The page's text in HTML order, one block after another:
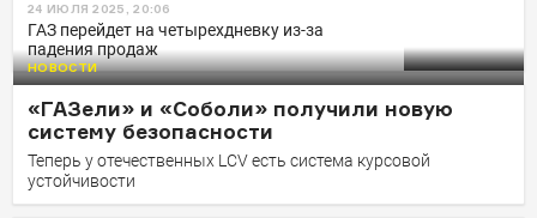
Первым будет: Volga
сертифицировала кроссовер
K50
Производителем будущей новинки значится компания
ООО «Нижегородские легковые автомобили».
24 ИЮЛЯ 2025, 20:06
ГАЗ перейдет на четырехдневку из-за
падения продаж
НОВОСТИ
«ГАЗели» и «Соболи» получили новую
систему безопасности
Теперь у отечественных LCV есть система курсовой
устойчивости